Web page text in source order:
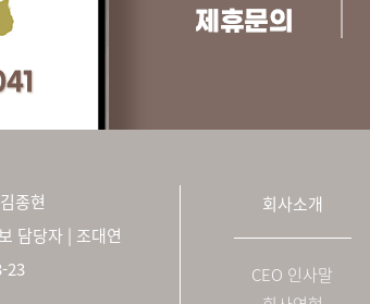
종현
담당자 | 조대연
23
회사소개
CEO 인사말